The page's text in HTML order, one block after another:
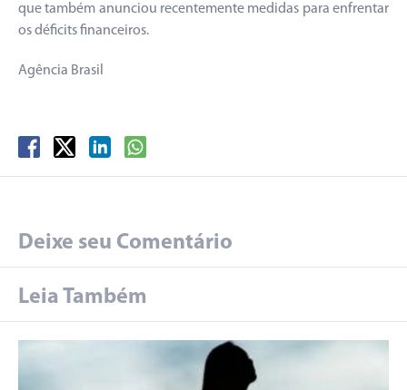
que também anunciou recentemente medidas para enfrentar
os déficits financeiros.
Agência Brasil
Deixe seu Comentário
Leia Também